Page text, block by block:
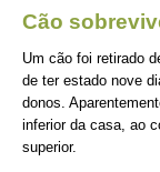
Cão
Um cão foi retirado
de ter estado nove
donos.
inferior da casa, ao
superior.